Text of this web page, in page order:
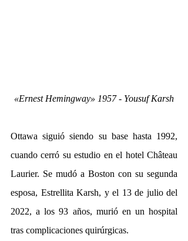
«Ernest Hemingway» 1957 - Yousuf Karsh
Ottawa siguió siendo su base hasta 1992,
cuando cerró su estudio en el hotel Château
Laurier. Se mudó a Boston con su segunda
esposa, Estrellita Karsh, y el 13 de julio del
2022, a los 93 años, murió en un hospital
tras complicaciones quirúrgicas.